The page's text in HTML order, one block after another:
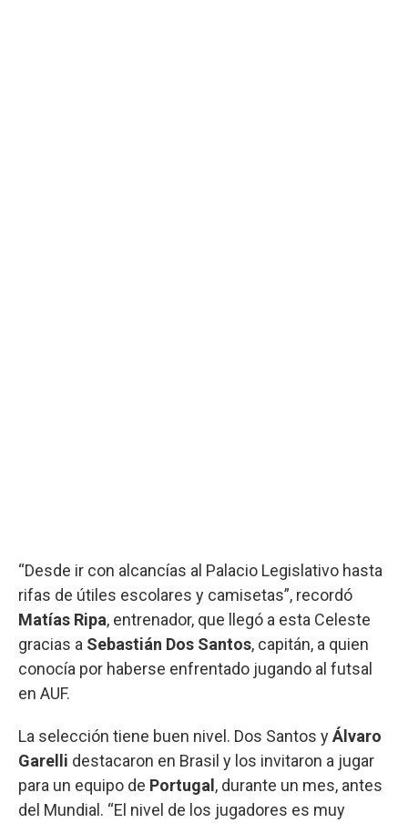
“Desde ir con alcancías al Palacio Legislativo hasta
rifas de útiles escolares y camisetas”, recordó
Matías Ripa, entrenador, que llegó a esta Celeste
gracias a Sebastián Dos Santos, capitán, a quien
conocía por haberse enfrentado jugando al futsal
en AUF.
La selección tiene buen nivel. Dos Santos yÁlvaro
Garelli destacaron en Brasil y los invitaron a jugar
para un equipo de Portugal , durante un mes, antes
del Mundial. “El nivel de los jugadores es muy